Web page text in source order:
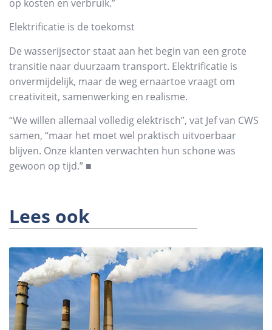
op kosten en verbruik.”
Elektrificatie is de toekomst
De wasserijsector staat aan het begin van een grote
transitie naar duurzaam transport. Elektrificatie is
onvermijdelijk, maar de weg ernaartoe vraagt om
creativiteit, samenwerking en realisme.
“We willen allemaal volledig elektrisch”, vat Jef van CWS
samen, “maar het moet wel praktisch uitvoerbaar
blijven. Onze klanten verwachten hun schone was
gewoon op tijd.” ■
Lees ook